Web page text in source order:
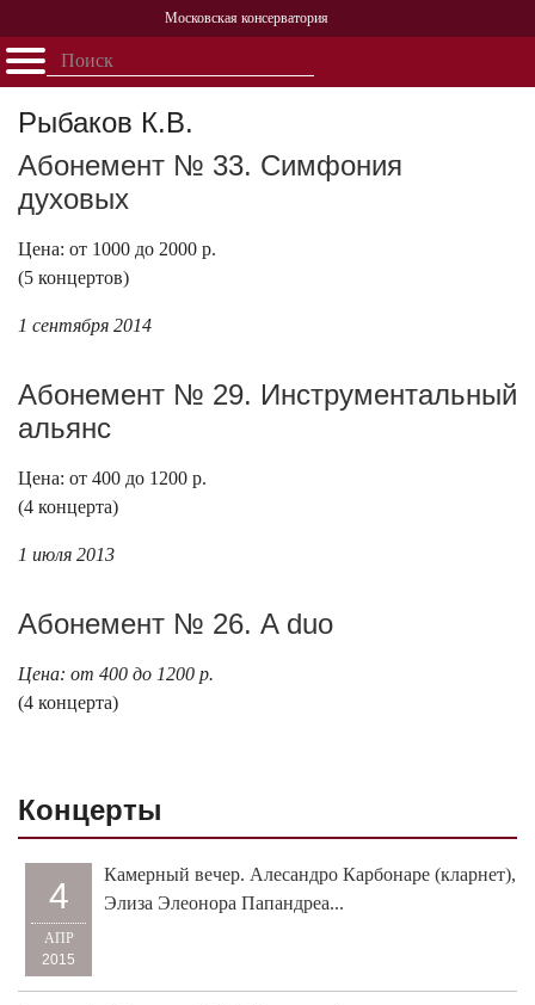
Московская консерватория
Открыть - закрыть
ГлавнаяСобытияАфиша
Партнерство
Рыбаков К.В.
Абонемент № 33. Симфония
духовых
Цена: от 1000 до 2000 р.
(5 концертов)
1 сентября 2014
Абонемент № 29. Инструментальный
альянс
Цена: от 400 до 1200 р.
(4 концерта)
1 июля 2013
Абонемент № 26. A duo
Цена: от 400 до 1200 р.
(4 концерта)
Концерты
4
АПР
2015
Камерный вечер. Алесандро Карбонаре (кларнет),
Элиза Элеонора Папандреа...